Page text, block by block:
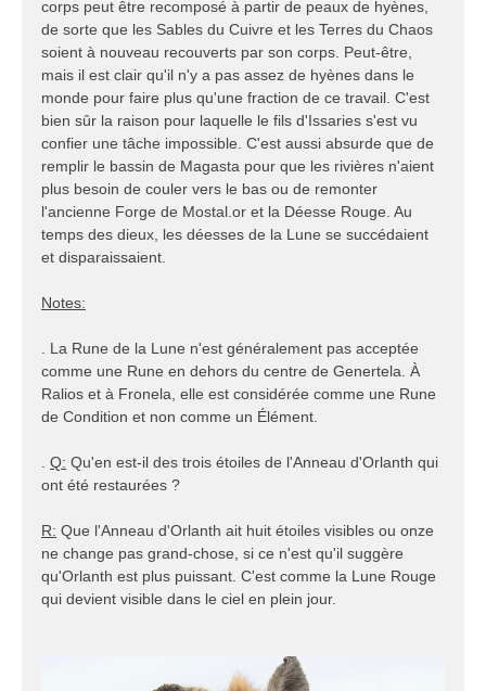
corps peut être recomposé à partir de peaux de hyènes,
de sorte que les Sables du Cuivre et les Terres du Chaos
soient à nouveau recouverts par son corps. Peut-être,
mais il est clair qu'il n'y a pas assez de hyènes dans le
monde pour faire plus qu'une fraction de ce travail. C'est
bien sûr la raison pour laquelle le fils d'Issaries s'est vu
confier une tâche impossible. C'est aussi absurde que de
remplir le bassin de Magasta pour que les rivières n'aient
plus besoin de couler vers le bas ou de remonter
l'ancienne Forge de Mostal.or et la Déesse Rouge. Au
temps des dieux, les déesses de la Lune se succédaient
et disparaissaient.
Notes:
. La Rune de la Lune n'est généralement pas acceptée
comme une Rune en dehors du centre de Genertela. À
Ralios et à Fronela, elle est considérée comme une Rune
de Condition et non comme un Élément.
Q: Qu'en est-il des trois étoiles de l'Anneau d'Orlanth qui
ont été restaurées ?
R: Que l'Anneau d'Orlanth ait huit étoiles visibles ou onze
ne change pas grand-chose, si ce n'est qu'il suggère
qu'Orlanth est plus puissant. C'est comme la Lune Rouge
qui devient visible dans le ciel en plein jour.